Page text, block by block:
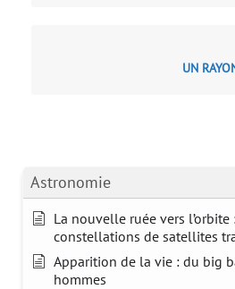
Astronomie
La nouvelle ruée vers l’orbite
constellations de satellites
Apparition de la vie : du big
hommes
UN